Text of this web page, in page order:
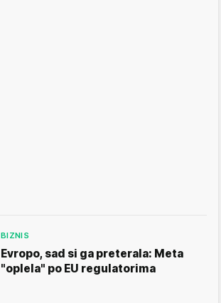
BIZNIS
Evropo, sad si ga preterala: Meta
"oplela" po EU regulatorima